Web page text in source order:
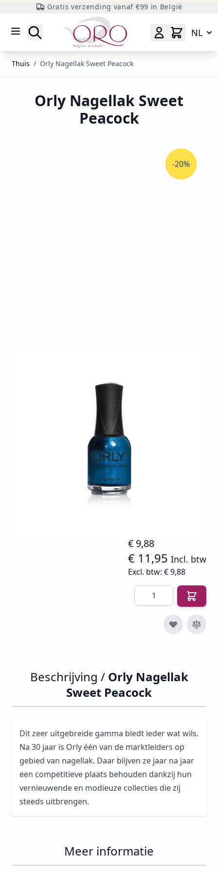
Gratis verzending vanaf €99 in België
Zoeken
NL
Thuis / Orly Nagellak Sweet Peacock
Orly Nagellak Sweet
Peacock
-20%
Dit zeer uitgebreide gamma biedt ieder wat wils. Na
30 jaar is Orly één van de marktleiders op gebied
van nagellak. Daar blijven ze jaar na jaar een
competitieve plaats behouden dankzij hun
vernieuwende en modieuze collecties die zij steeds
O-NP-40751
€ 9,88
€ 11,95 Incl. btw
Excl. btw: € 9,88
Aantal
Beschrijving / Orly Nagellak
Sweet Peacock
Dit zeer uitgebreide gamma biedt ieder wat wils.
Na 30 jaar is Orly één van de marktleiders op
gebied van nagellak. Daar blijven ze jaar na jaar
een competitieve plaats behouden dankzij hun
vernieuwende en modieuze collecties die zij
steeds uitbrengen.
Meer informatie